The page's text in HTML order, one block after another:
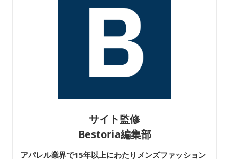
サイト監修
Bestoria編集部
アパレル業界で15年以上にわたりメンズファッション